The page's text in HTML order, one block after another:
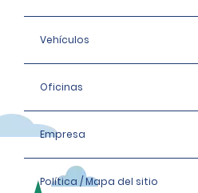
Vehículos
Oficinas
Empresa
Política / Mapa del sitio